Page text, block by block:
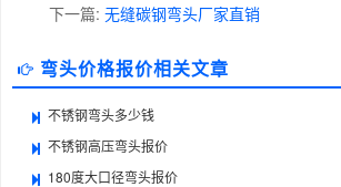
下一篇: 无缝碳钢弯头厂家直销
弯头价格报价相关文章
不锈钢弯头多少钱
不锈钢高压弯头报价
180度大口径弯头报价